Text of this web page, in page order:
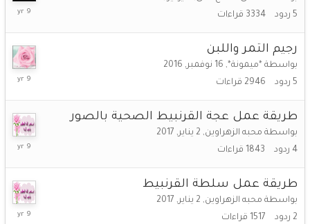
5 ردود 3334 قراءات
22
2017
رجيم التمر واللبن
بواسطة *ميمونة*, 16 نوفمبر, 2016
5 ردود 2946 قراءات
طريقة عمل عجة القرنبيط الصحية بالصور
بواسطة محبه الزهراوين, 2 يناير, 2017
4 ردود 1843 قراءات
2017
طريقة عمل سلطة القرنبيط
بواسطة محبه الزهراوين, 2 يناير, 2017
2 ردود 1517 قراءات